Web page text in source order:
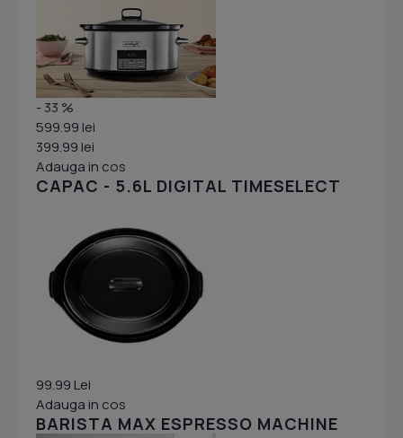
- 33 %
599.99 lei
399.99 lei
Adauga in cos
CAPAC - 5.6L DIGITAL TIMESELECT
99.99 Lei
Adauga in cos
BARISTA MAX ESPRESSO MACHINE